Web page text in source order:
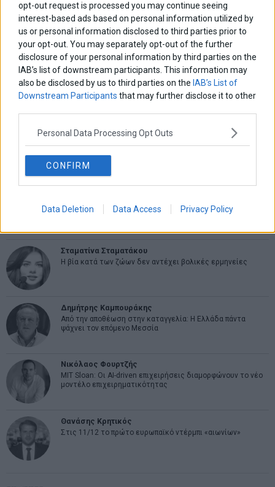
opt-out request is processed you may continue seeing
interest-based ads based on personal information utilized by
us or personal information disclosed to third parties prior to
your opt-out. You may separately opt-out of the further
disclosure of your personal information by third parties on the
IAB’s list of downstream participants. This information may
also be disclosed by us to third parties on the IAB’s List of
Downstream Participants that may further disclose it to other
Personal Data Processing Opt Outs
CONFIRM
Data Deletion Data Access Privacy Policy
Πλοήγηση
άρθρων
ΠΡΟΗΓΟΥΜΕΝΟ ΑΡΘΡΟ
Previous
post:
Το Ευρωπαϊκό Φαινόμενο:
Ιστορία, Θεσμοί, Πολιτικές
– των Π. Λιαργκόβα & Χρ.
Παπαγεωργίου
ΕΠΟΜΕΝΟ ΑΡΘΡΟ
Eurobank: Αρνητικές για 8ο
συνεχές έτος οι καθαρές
επενδύσεις στην Ελλάδα
Ελευθερία Κούρταλη
Οι «τιμωροί» των ομολόγων επέστρεψαν
Η αληθινή παιδεία ξεκινά από την ψυχή…
Σταματίνα Σταματάκου
Η βία κατά των ζώων δεν αντέχει βολικές ερμηνείες
Δημήτρης Καμπουράκης
Από την αποθέωση στην καταγγελία: Η Ελλάδα πάντα
ψάχνει τον επόμενο Μεσσία
Νικόλαος Φουρτζής
MIT Sloan: Οι AI-driven επιχειρήσεις διαμορφώνουν το νέο
μοντέλο επιχειρηματικότητας
Θανάσης Κρητικός
Στις 11/12 το πρώτο ευρωπαϊκό ντέρμπι «αιωνίων»